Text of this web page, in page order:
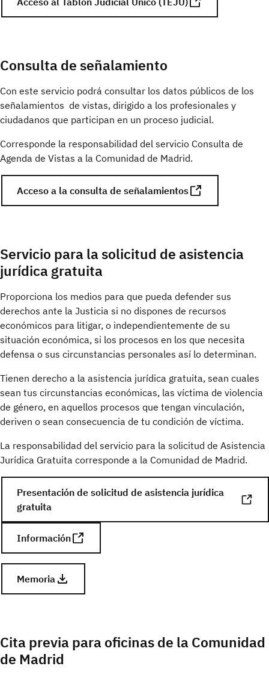
Consulta de señalamiento
Con este servicio podrá consultar los datos públicos de los
señalamientos de vistas, dirigido a los profesionales y
ciudadanos que participan en un proceso judicial.
Corresponde la responsabilidad del servicio Consulta de
Agenda de Vistas a la Comunidad de Madrid.
Acceso a la consulta de señalamientos
Servicio para la solicitud de asistencia
jurídica gratuita
Proporciona los medios para que pueda defender sus
derechos ante la Justicia si no dispones de recursos
económicos para litigar, o independientemente de su
situación económica, si los procesos en los que necesita
defensa o sus circunstancias personales así lo determinan.
Tienen derecho a la asistencia jurídica gratuita, sean cuales
sean tus circunstancias económicas, las víctima de violencia
de género, en aquellos procesos que tengan vinculación,
deriven o sean consecuencia de tu condición de víctima.
La responsabilidad del servicio para la solicitud de Asistencia
Jurídica Gratuita corresponde a la Comunidad de Madrid.
Presentación de solicitud de asistencia jurídica
gratuita
Información
Memoria
Cita previa para oficinas de la Comunidad
de Madrid